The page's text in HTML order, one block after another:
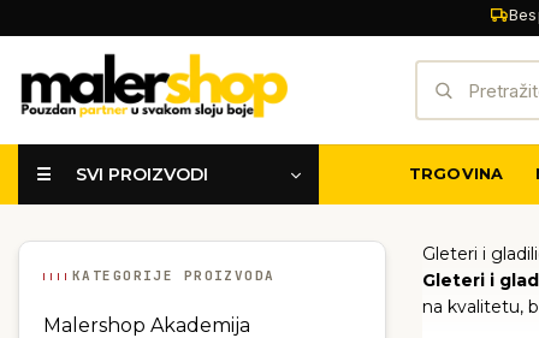
to
content
☰ SVI PROIZVODI TRGOVINA
KATEGORIJE PROIZVODA
Malershop Akademija
Gleteri i
Gleteri i
na kvalitetu,